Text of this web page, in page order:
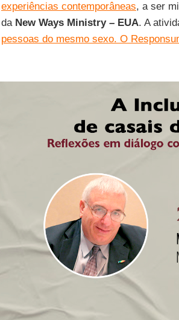
experiências contemporâneas, a ser
da New Ways Ministry – EUA. A
pessoas do mesmo sexo. O